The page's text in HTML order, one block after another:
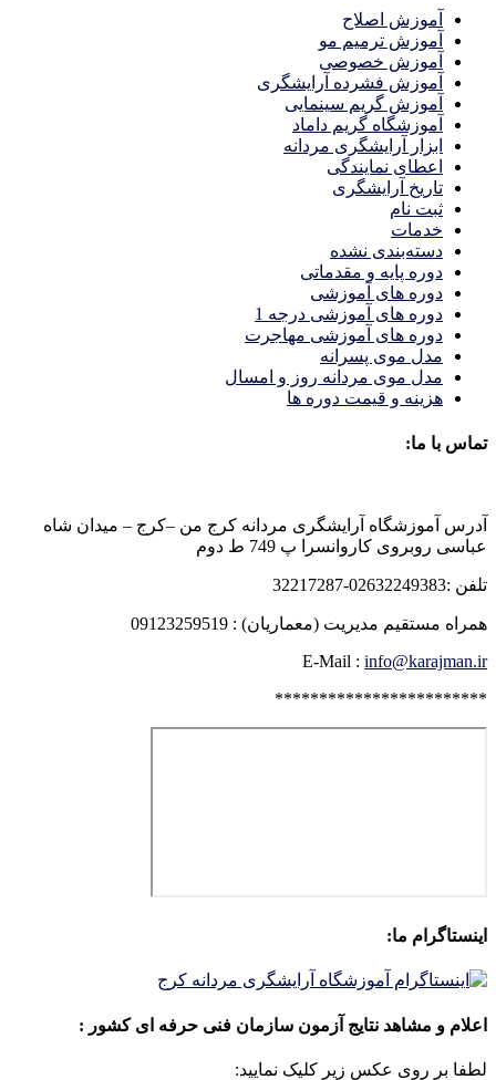
آموزش اصلاح
آموزش ترمیم مو
آموزش خصوصی
آموزش فشرده آرایشگری
آموزش گریم سینمایی
آموزشگاه گریم داماد
ابزار آرایشگری مردانه
اعطای نمایندگی
تاریخ آرایشگری
ثبت نام
خدمات
دسته‌بندی نشده
دوره پایه و مقدماتی
دوره های آموزشی
دوره های آموزشی درجه 1
دوره های آموزشی مهاجرت
مدل موی پسرانه
مدل موی مردانه روز و امسال
هزینه و قیمت دوره ها
تماس با ما:
آدرس آموزشگاه آرایشگری مردانه کرج من –کرج – میدان شاه
عباسی روبروی کاروانسرا پ 749 ط دوم
تلفن :02632249383-32217287
همراه مستقیم مدیریت (معماریان) : 09123259519
E-Mail : info@karajman.ir
************************
اینستاگرام ما:
اعلام و مشاهد نتایج آزمون سازمان فنی حرفه ای کشور :
لطفا بر روی عکس زیر کلیک نمایید: